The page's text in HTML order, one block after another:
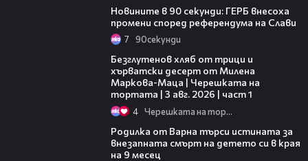
Новините в 90 секунди: ГЕРБ внесоха
промени според референдума на Слави
7 90секунди
Безглутенов хляб от трици и
хърватски десерт от Милена
Маркова-Маца | Черешката на
тортата | 3 авг. 2026 | част 1
4 Черешката на тортата
Родилка от Варна търси истината за
внезапната смърт на детето си в края
на 9 месец